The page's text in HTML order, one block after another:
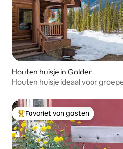
Houten huisje in Golden
Houten huisje ideaal voor
Topfavoriet van gasten
Favoriet van gasten